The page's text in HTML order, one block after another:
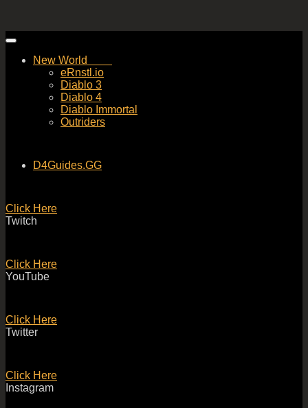
Skip
contentNew World
eRnstl.io
Diablo 3
Diablo 4
Diablo Immortal
Outriders
D4Guides.GG
Click Here
Twitch
Click Here
YouTube
Click Here
Twitter
Click Here
Instagram